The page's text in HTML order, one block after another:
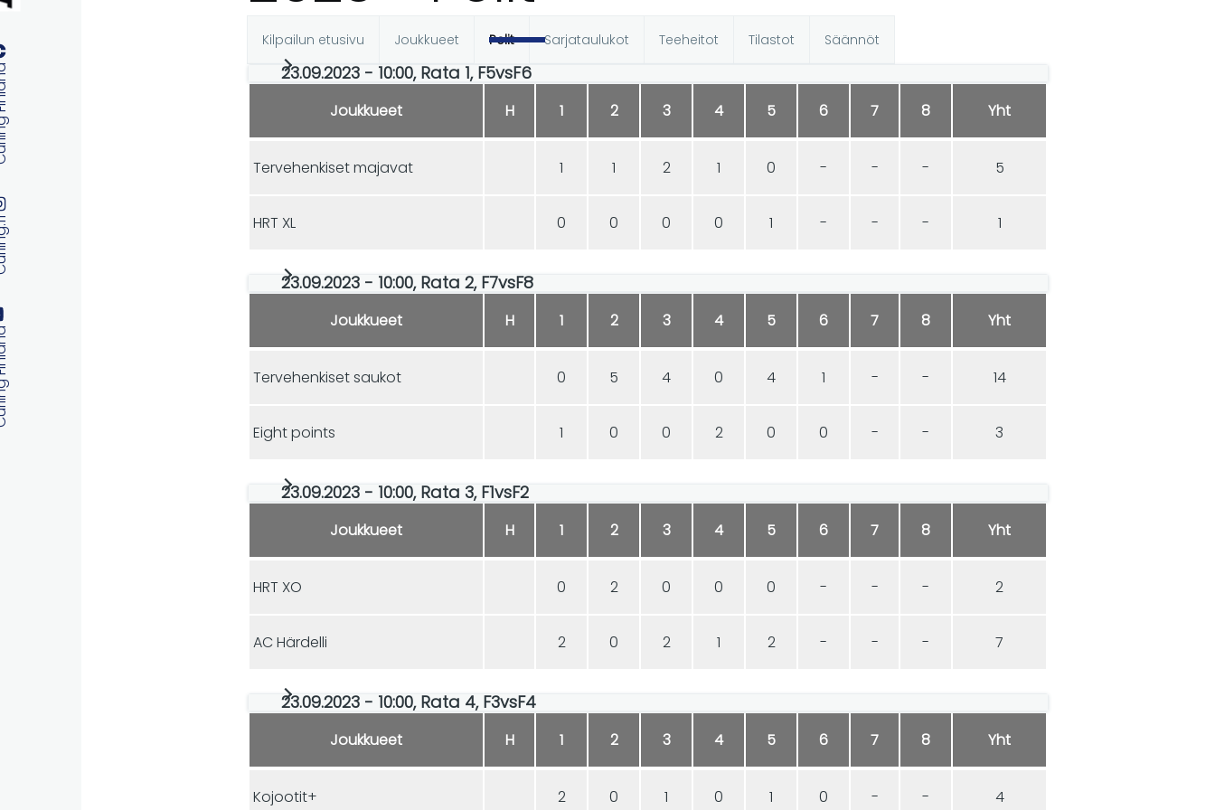
Ensisijaiset
välilehdet
Kilpailun etusivu Joukkueet Pelit Sarjataulukot Teeheitot Tilastot Säännöt
23.09.2023 - 10:00, Rata 1, F5vsF6
Joukkueet H 1 2 3 4 5 6 7 8 Yht
Tervehenkiset majavat 1 1 2 1 0 - - - 5
HRT XL 0 0 0 0 1 - - - 1
23.09.2023 - 10:00, Rata 2, F7vsF8
Joukkueet H 1 2 3 4 5 6 7 8 Yht
Tervehenkiset saukot 0 5 4 0 4 1 - - 14
Eight points 1 0 0 2 0 0 - - 3
23.09.2023 - 10:00, Rata 3, F1vsF2
Joukkueet H 1 2 3 4 5 6 7 8 Yht
HRT XO 0 2 0 0 0 - - - 2
AC Härdelli 2 0 2 1 2 - - - 7
23.09.2023 - 10:00, Rata 4, F3vsF4
Joukkueet H 1 2 3 4 5 6 7 8 Yht
Kojootit+ 2 0 1 0 1 0 - - 4